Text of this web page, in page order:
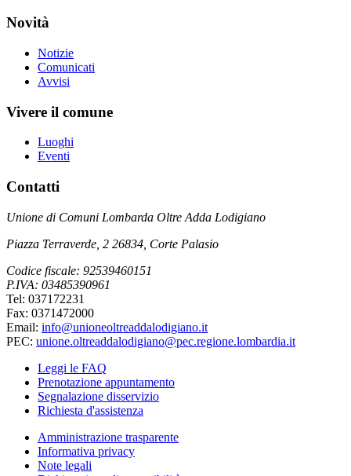
Novità
Notizie
Comunicati
Avvisi
Vivere il comune
Luoghi
Eventi
Contatti
Unione di Comuni Lombarda Oltre Adda Lodigiano
Piazza Terraverde, 2 26834, Corte Palasio
Codice fiscale: 92539460151
P.IVA: 03485390961
Tel: 037172231
Fax: 0371472000
Email: info@unioneoltreaddalodigiano.it
PEC: unione.oltreaddalodigiano@pec.regione.lombardia.it
Leggi le FAQ
Prenotazione appuntamento
Segnalazione disservizio
Richiesta d'assistenza
Amministrazione trasparente
Informativa privacy
Note legali